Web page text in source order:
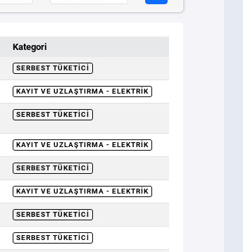
Kategori
SERBEST TÜKETICI
KAYIT VE UZLAŞTIRMA - ELEKTRIK
SERBEST TÜKETICI
KAYIT VE UZLAŞTIRMA - ELEKTRIK
SERBEST TÜKETICI
KAYIT VE UZLAŞTIRMA - ELEKTRIK
SERBEST TÜKETICI
SERBEST TÜKETICI